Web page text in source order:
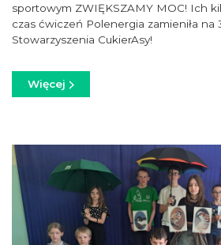
sportowym ZWIĘKSZAMY MOC! Ich
czas ćwiczeń Polenergia zamieniła na
Stowarzyszenia CukierAsy!
Więcej